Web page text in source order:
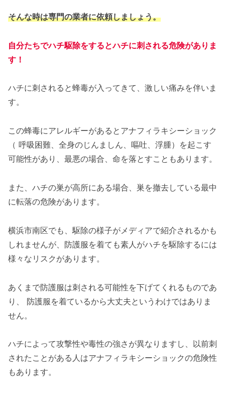
そんな時は専門の業者に依頼しましょう。
自分たちでハチ駆除をするとハチに刺される危険がありま
す！
ハチに刺されると蜂毒が入ってきて、激しい痛みを伴いま
す。
この蜂毒にアレルギーがあるとアナフィラキシーショック
（ 呼吸困難、全身のじんましん、嘔吐、浮腫）を起こす
可能性があり、最悪の場合、命を落とすこともあります。
また、ハチの巣が高所にある場合、巣を撤去している最中
に転落の危険があります。
横浜市南区でも、駆除の様子がメディアで紹介されるかも
しれませんが、防護服を着ても素人がハチを駆除するには
様々なリスクがあります。
あくまで防護服は刺される可能性を下げてくれるものであ
り、 防護服を着ているから大丈夫というわけではありま
せん。
ハチによって攻撃性や毒性の強さが異なりますし、以前刺
されたことがある人はアナフィラキシーショックの危険性
もあります。